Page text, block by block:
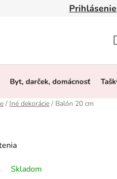
Obchodné podmienkyPrihlásenie
Byt, darček, domácnosť
/ Iné dekorácie / Balón 20 cm
Skladom